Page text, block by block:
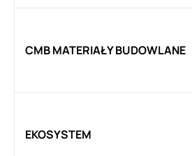
CMB MATERIAŁY BUDOWLANE
EKOSYSTEM